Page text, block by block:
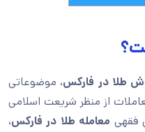
طلا در فارکس، موضوعاتی
از منظر شریعت اسلامی
فقهی معامله طلا در فارکس،